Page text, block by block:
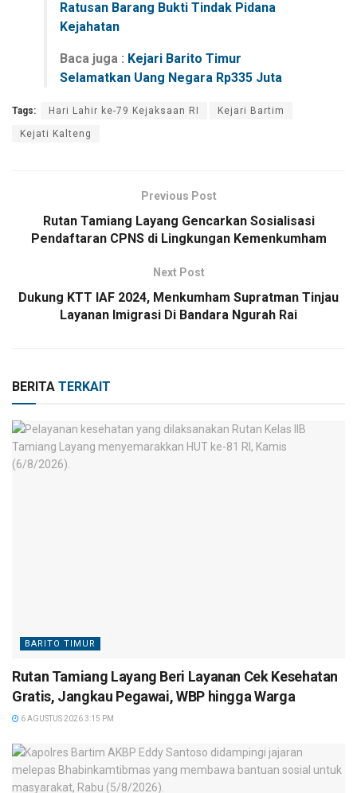
Ratusan Barang Bukti Tindak Pidana
Kejahatan
Baca juga : Kejari Barito Timur
Selamatkan Uang Negara Rp335 Juta
Tags: Hari Lahir ke-79 Kejaksaan RI Kejari Bartim
Kejati Kalteng
Previous Post
Rutan Tamiang Layang Gencarkan Sosialisasi
Pendaftaran CPNS di Lingkungan Kemenkumham
Next Post
Dukung KTT IAF 2024, Menkumham Supratman Tinjau
Layanan Imigrasi Di Bandara Ngurah Rai
BERITA TERKAIT
BARITO TIMUR
Rutan Tamiang Layang Beri Layanan Cek Kesehatan
Gratis, Jangkau Pegawai, WBP hingga Warga
6 AGUSTUS 2026 3:15 PM